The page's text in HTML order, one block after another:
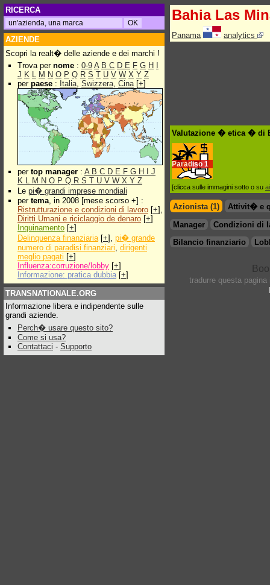
RICERCA
AZIENDE
Scopri la realt� delle aziende e dei marchi !
Trova per nome : 0-9 A B C D E F G H
J K L M N O P Q R S T U V W X Y Z
per paese : Italia, Swizzera, Cina[+]
per top manager : A B C D E F G H
J
K L M N O P Q R S T U V W X Y Z
Le pi� grandi imprese mondiali
per tema, in 2008 [mese scorso +] :
Ristrutturazione e condizioni di lavoro [+],
Diritti Umani e riciclaggio de denaro [+]
Inquinamento [+]
Delinquenza finanziaria[+], pi� grande
numero di paradisi finanziari, dirigenti
meglio pagati [+]
Influenza:corruzione/lobby [+]
Informazione: pratica dubbia [+]
TRANSNATIONALE.ORG
Informazione libera e indipendente sulle
grandi aziende.
Perch� usare questo sito?
Come si usa?
Contattaci - Supporto
Bahia Las
Panama analytics
Valutazione � etica � di
Paradiso 1
[clicca sulle immagini sotto o su
Azionista (1)
Attivit� e
Manager
Condizioni di
Bilancio finanziario
tradurre questa